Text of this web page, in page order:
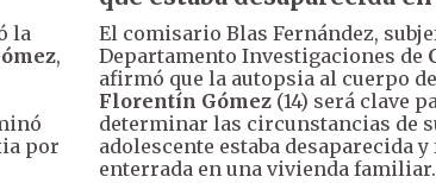
la
,
por
El comisario Blas Fernández,
Departamento Investigaciones de
afirmó que la autopsia al cuerpo de
Florentín Gómez (14) será clave
determinar las circunstancias de
adolescente estaba desaparecida
enterrada en una vivienda familiar.